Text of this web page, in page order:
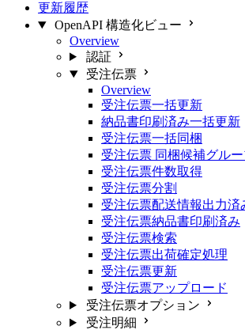
更新履歴
OpenAPI 構造化ビュー
Overview
認証
受注伝票
Overview
受注伝票一括更新
納品書印刷済み一括更新
受注伝票一括同梱
受注伝票 同梱候補グル
受注伝票件数取得
受注伝票分割
受注伝票配送情報出力済
受注伝票納品書印刷済み
受注伝票検索
受注伝票出荷確定処理
受注伝票更新
受注伝票アップロード
受注伝票オプション
受注明細